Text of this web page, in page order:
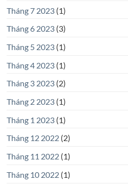
Tháng 7 2023(1)
Tháng 6 2023(3)
Tháng 5 2023(1)
Tháng 4 2023(1)
Tháng 3 2023(2)
Tháng 2 2023(1)
Tháng 1 2023(1)
Tháng 12 2022(2)
Tháng 11 2022(1)
Tháng 10 2022(1)